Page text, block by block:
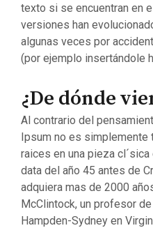
texto si se encuentran en
versiones han
algunas veces por
(por ejemplo insertándole
¿De dónde
Al contrario del
Ipsum no es simplemente
raices en una pieza
data del año 45 antes de
adquiera mas de 2000
McClintock, un profesor
Hampden-Sydney en